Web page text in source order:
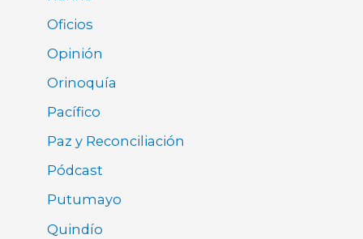
Oficios
Opinión
Orinoquía
Pacífico
Paz y Reconciliación
Pódcast
Putumayo
Quindío